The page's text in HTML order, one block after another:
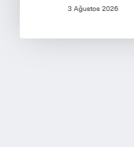
3 Ağustos 2026